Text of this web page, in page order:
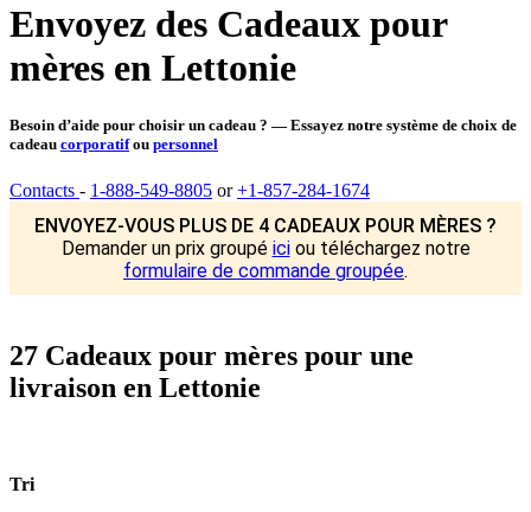
Envoyez des Cadeaux pour
mères en Lettonie
Besoin d’aide pour choisir un cadeau ? — Essayez notre système de choix de
cadeau corporatifou personnel
Contacts - 1-888-549-8805 or+1-857-284-1674
ENVOYEZ-VOUS PLUS DE 4 CADEAUX POUR MÈRES ?
Demander un prix groupé iciou téléchargez notre
formulaire de commande groupée.
27 Cadeaux pour mères pour une
livraison en Lettonie
Tri